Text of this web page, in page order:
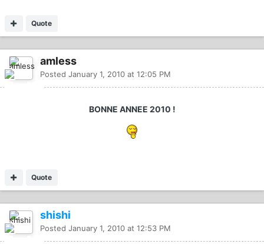
Quote
amless
Posted January 1, 2010 at 12:05 PM
BONNE ANNEE 2010 !
Quote
shishi
Posted January 1, 2010 at 12:53 PM